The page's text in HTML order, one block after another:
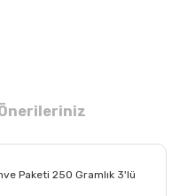
Paketi 250 Gramlık 3'lü